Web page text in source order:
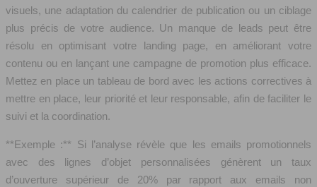
visuels, une adaptation du calendrier de publication ou un ciblage
plus précis de votre audience. Un manque de leads peut être
résolu en optimisant votre landing page, en améliorant votre
contenu ou en lançant une campagne de promotion plus efficace.
Mettez en place un tableau de bord avec les actions correctives à
mettre en place, leur priorité et leur responsable, afin de faciliter le
suivi et la coordination.
**Exemple :** Si l’analyse révèle que les emails promotionnels
avec des lignes d’objet personnalisées génèrent un taux
d’ouverture supérieur de 20% par rapport aux emails non